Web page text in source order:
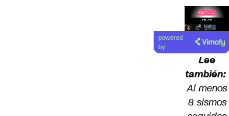
Lea el
artículo
powered
by
Lee
también:
Al menos
8 sismos